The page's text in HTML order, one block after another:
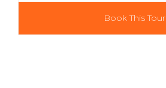
Book This Tour